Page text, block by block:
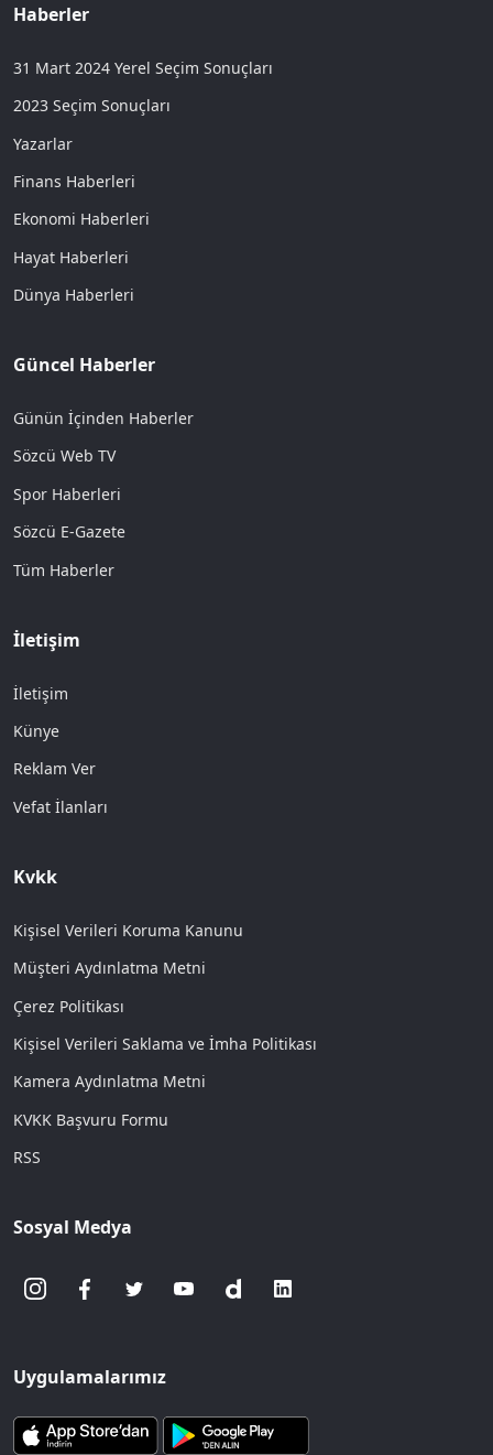
Haberler
31 Mart 2024 Yerel Seçim Sonuçları
2023 Seçim Sonuçları
Yazarlar
Finans Haberleri
Ekonomi Haberleri
Hayat Haberleri
Dünya Haberleri
Güncel Haberler
Günün İçinden Haberler
Sözcü Web TV
Spor Haberleri
Sözcü E-Gazete
Tüm Haberler
İletişim
İletişim
Künye
Reklam Ver
Vefat İlanları
Kvkk
Kişisel Verileri Koruma Kanunu
Müşteri Aydınlatma Metni
Çerez Politikası
Kişisel Verileri Saklama ve İmha Politikası
Kamera Aydınlatma Metni
KVKK Başvuru Formu
RSS
Sosyal Medya
Uygulamalarımız